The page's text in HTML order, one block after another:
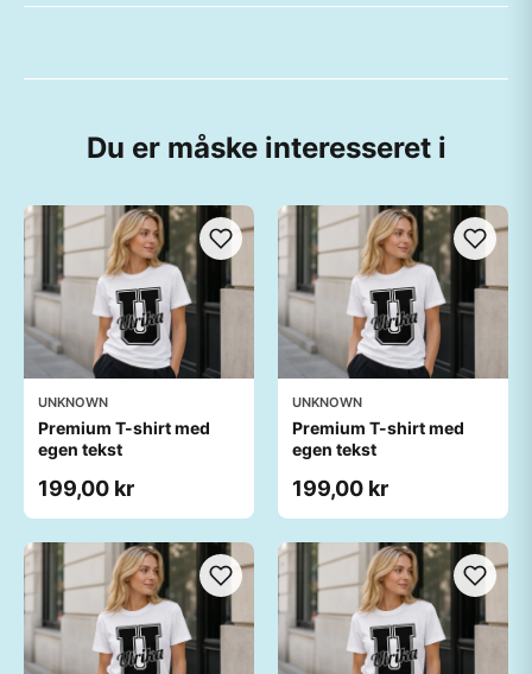
Du er måske interesseret i
UNKNOWN
Premium T-shirt med
egen tekst
199,00 kr
UNKNOWN
Premium T-shirt med
egen tekst
199,00 kr